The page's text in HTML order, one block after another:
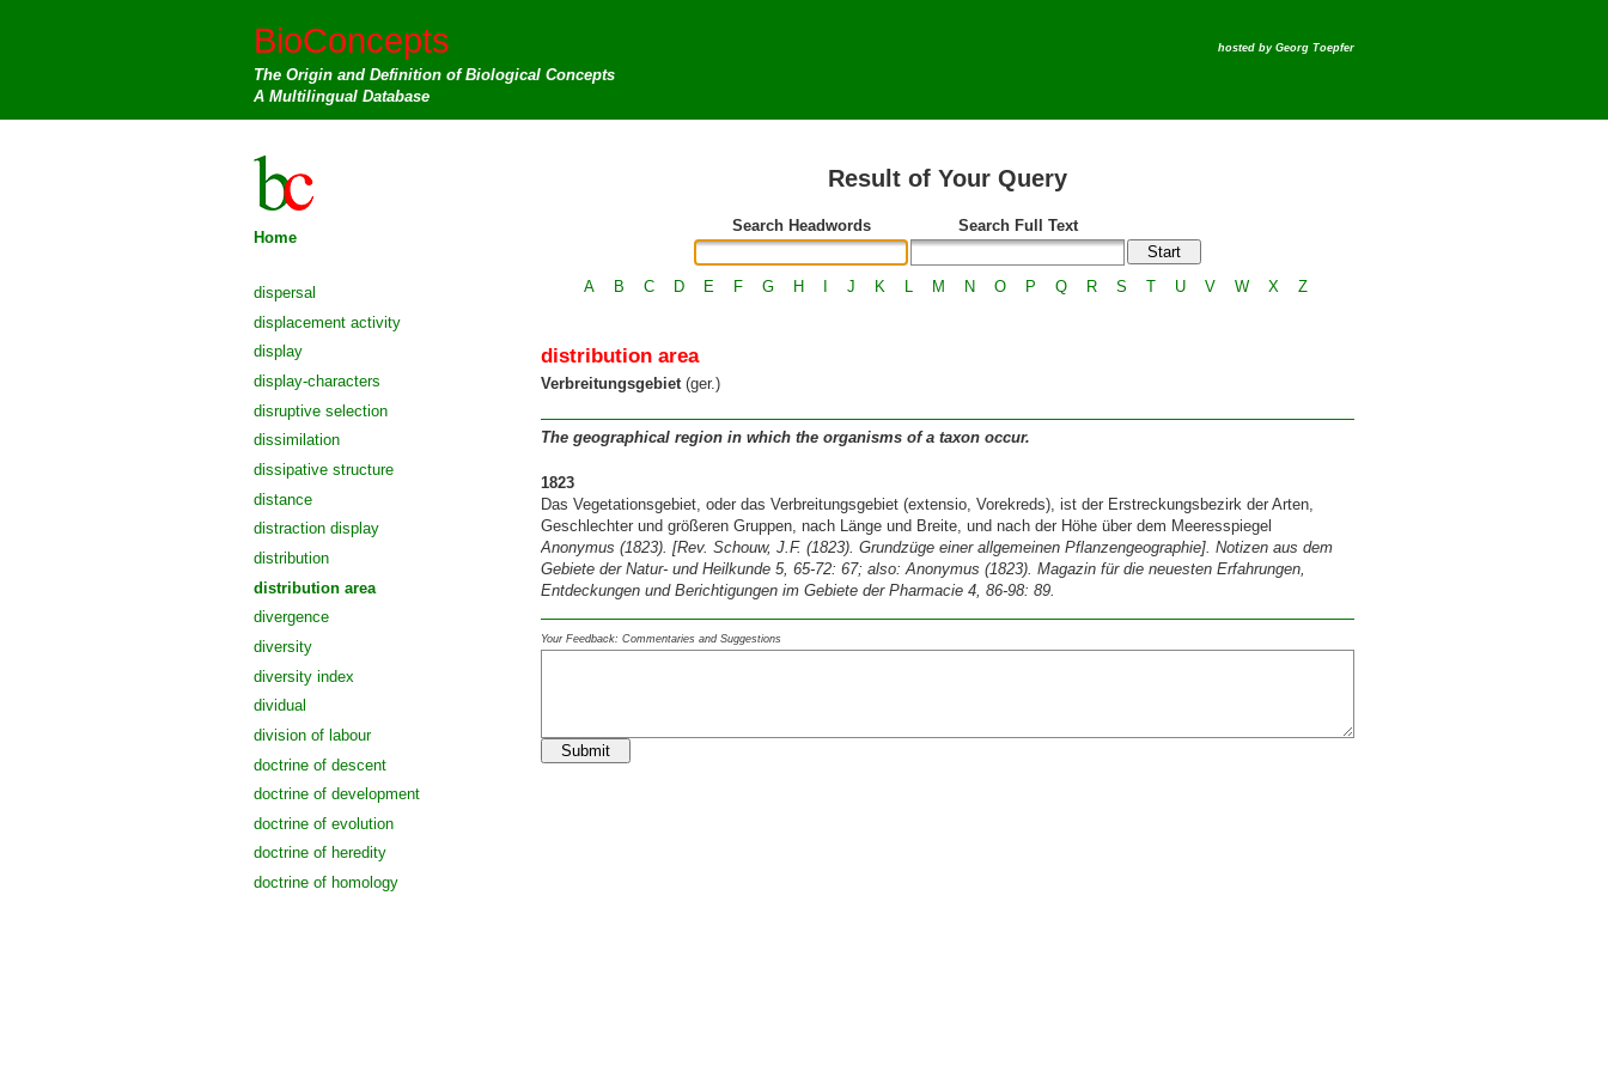
BioConcepts
The Origin and Definition of Biological Concepts
A Multilingual Database
hosted by Georg Toepfer
Home
dispersal
displacement activity
display
display-characters
disruptive selection
dissimilation
dissipative structure
distance
distraction display
distribution
distribution area
divergence
diversity
diversity index
dividual
division of labour
doctrine of descent
doctrine of development
doctrine of evolution
doctrine of heredity
doctrine of homology
Result of Your Query
Search Headwords Search Full Text
A B C D E F G H I J K L M N O P Q R S T U V W X Z
distribution area
Verbreitungsgebiet (ger.)
The geographical region in which the organisms of a taxon occur.
1823
Das Vegetationsgebiet, oder das Verbreitungsgebiet (extensio, Vorekreds), ist der Erstreckungsbezirk der Arten,
Geschlechter und größeren Gruppen, nach Länge und Breite, und nach der Höhe über dem Meeresspiegel
Anonymus (1823). [Rev. Schouw, J.F. (1823). Grundzüge einer allgemeinen Pflanzengeographie]. Notizen aus dem
Gebiete der Natur- und Heilkunde 5, 65-72: 67; also: Anonymus (1823). Magazin für die neuesten Erfahrungen,
Entdeckungen und Berichtigungen im Gebiete der Pharmacie 4, 86-98: 89.
Your Feedback: Commentaries and Suggestions
Submit